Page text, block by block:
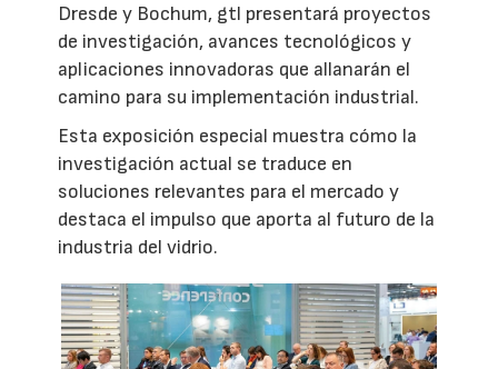
Dresde y Bochum, gtl presentará proyectos
de investigación, avances tecnológicos y
aplicaciones innovadoras que allanarán el
camino para su implementación industrial.
Esta exposición especial muestra cómo la
investigación actual se traduce en
soluciones relevantes para el mercado y
destaca el impulso que aporta al futuro de la
industria del vidrio.